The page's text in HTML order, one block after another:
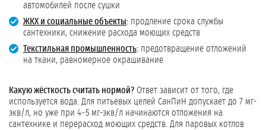
автомобилей после сушки
ЖКХ и социальные объекты: продление срока службы
сантехники, снижение расхода моющих средств
Текстильная промышленность: предотвращение отложений
на ткани, равномерное окрашивание
Какую жёсткость считать нормой? Ответ зависит от того, где
используется вода. Для питьевых целей СанПиН допускает до 7 мг-
экв/л, но уже при 4–5 мг-экв/л начинаются отложения на
сантехнике и перерасход моющих средств. Для паровых котлов